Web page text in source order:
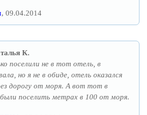
, 09.04.2014
К.
поселили не в тот отель, в
но я не в обиде, отель оказался
дорогу от моря. А вот тот в
поселить метрах в 100 от моря.